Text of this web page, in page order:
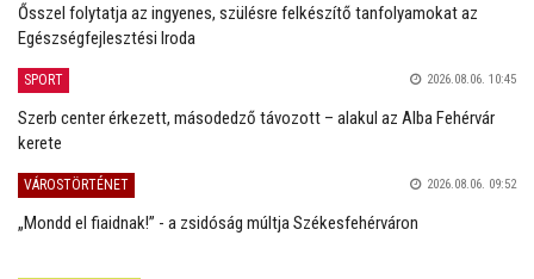
Ősszel folytatja az ingyenes, szülésre felkészítő tanfolyamokat az
Egészségfejlesztési Iroda
SPORT 2026.08.06. 10:45
Szerb center érkezett, másodedző távozott – alakul az Alba Fehérvár
kerete
VÁROSTÖRTÉNET 2026.08.06. 09:52
„Mondd el fiaidnak!” - a zsidóság múltja Székesfehérváron